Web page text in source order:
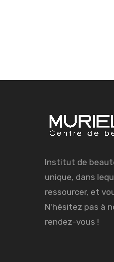
Institut de
unique, dans
ressourcer, et
N'hésitez pas à
rendez-vous !